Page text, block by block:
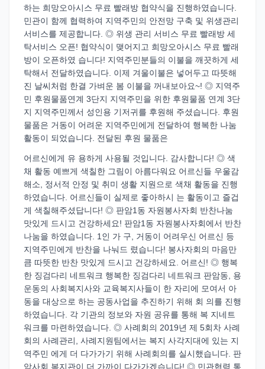
하는 희망오아시스 무료 빨래방 협약식을 진행하였습니다.
민관이 함께 협력하여 지역주민의 안전망 구축 및 위생관리
서비스를 제공합니다. ◎ 위생 관리 서비스 무료 빨래방 세
탁서비스 오픈! 협약식이 맺어지고 희망오아시스 무료 빨래
방이 오픈하였 습니다! 지역주민분들의 이불을 깨끗하게 세
탁해서 전달하였습니다. 이제 겨울이불은 넣어두고 따뜻해
진 날씨처럼 한결 가벼운 봄 이불을 꺼내보아요~! ◎ 지역주
민 후원물품연계 3단지 지역주민을 위한 후원물품 연계 3단
지 지역주민께서 성인용 기저귀를 후원해 주셨습니다. 후원
물품은 거동이 어려운 지역주민에게 전달하여 행복한 나눔
활동이 되었습니다. 전달된 후원 물품은
어르신에게 유 용하게 사용될 것입니다. 감사합니다! ◎ 색
채 활동 예쁘게 색칠한 그림이 아름다워요 어르신들 우울감
해소, 정서적 안정 및 취미 생활 지원으로 색채 활동을 진행
하였습니다. 어르신들이 실제로 좋아하시 는 활동이고 즐겁
게 색칠해주셨답니다! ◎ 판암1동 자원봉사자회 반찬나눔
맛있게 드시고 건강하세요! 판암1동 자원봉사자회에서 반찬
나눔을 하였습니다. 1인 가 구, 거동이 어려우신 어르신 등
지역주민에게 반찬을 나눠드 렸습니다! 봉사자회의 마음만
큼 따뜻한 반찬 맛있게 드시고 건강하세요. 어르신! ◎ 행복
한 징검다리 네트워크 행복한 징검다리 네트워크 판암동, 용
운동의 사회복지사와 교육복지사들이 한 자리에 모여서 아
동을 대상으로 하는 공동사업을 추진하기 위해 회 의를 진행
하였습니다. 각 기관의 정보와 자원 공유를 통해 복 지네트
워크를 마련하였습니다. ◎ 사례회의 2019년 제 5회차 사례
회의 사례관리, 사례지원팀에서는 복지 사각지대에 있는 지
역주민 에게 더 다가가기 위해 사례회의를 실시했습니다. 판
암사회 복지관이 더 가까이 다가가겠습니다! ◎ 민관협력 통